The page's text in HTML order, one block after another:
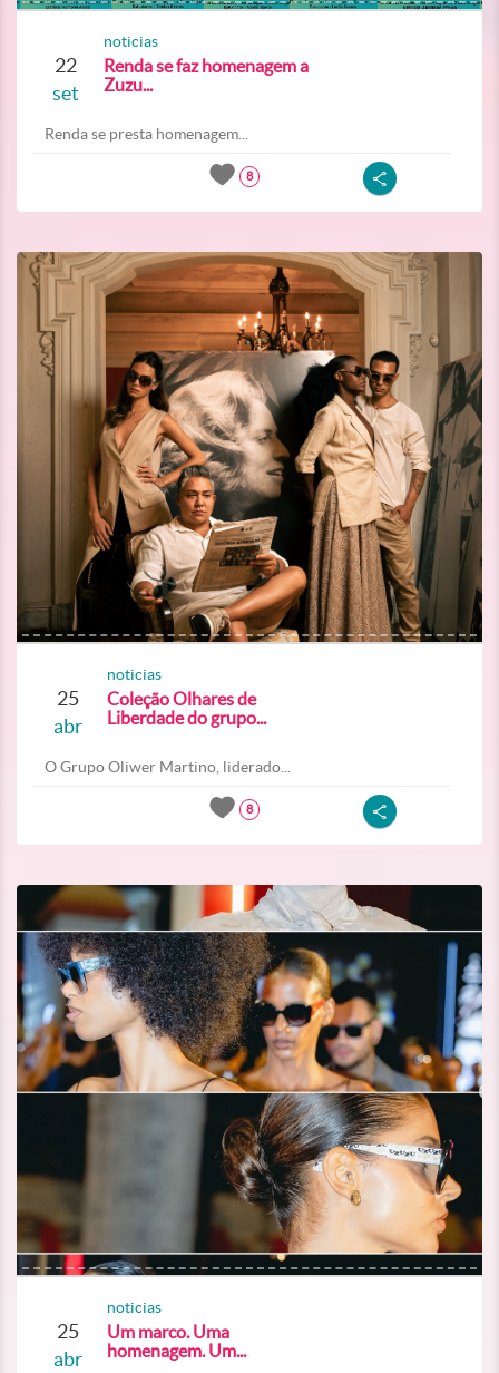
22
set
noticias
Renda se faz homenagem a
Zuzu...
Renda se presta homenagem...
8
25
abr
noticias
Coleção Olhares de
Liberdade do grupo...
O Grupo Oliwer Martino, liderado...
8
25
abr
noticias
Um marco. Uma
homenagem. Um...